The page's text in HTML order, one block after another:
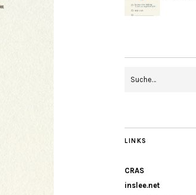
LINKS
CRAS
inslee.net